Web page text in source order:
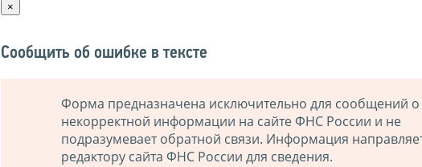
×
Сообщить об ошибке в тексте
Форма предназначена исключительно для сообщений о
некорректной информации на сайте ФНС России и не
подразумевает обратной связи. Информация
редактору сайта ФНС России для сведения.